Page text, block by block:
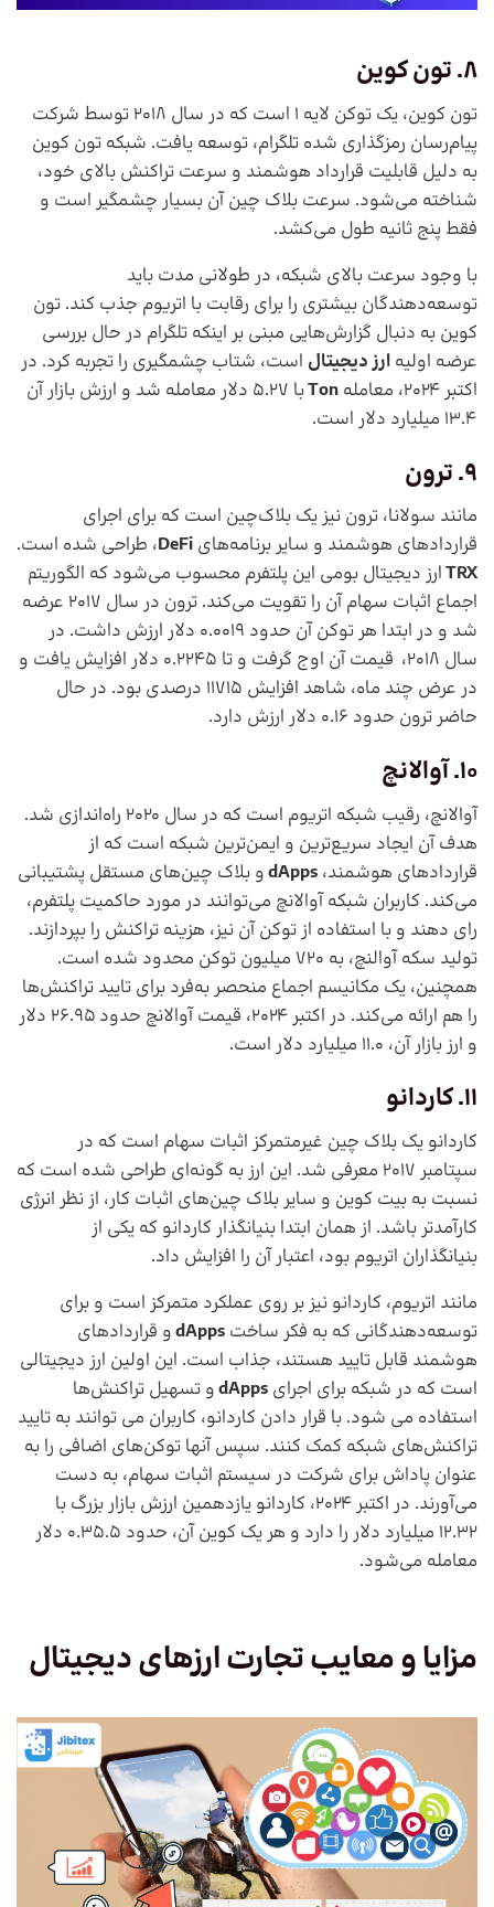
8. تون کوین
تون کوین، یک توکن لایه 1 است که در سال 2018 توسط شرکت
پیام‌رسان رمزگذاری شده تلگرام، توسعه یافت. شبکه تون کوین
به دلیل قابلیت قرارداد هوشمند و سرعت تراکنش بالای خود،
شناخته می‌شود. سرعت بلاک چین آن بسیار چشمگیر است و
فقط پنج ثانیه طول می‌کشد.
با وجود سرعت بالای شبکه، در طولانی مدت باید
توسعه‌دهندگان بیشتری را برای رقابت با اتریوم جذب کند. تون
کوین به دنبال گزارش‌هایی مبنی بر اینکه تلگرام در حال بررسی
عرضه اولیه ارز دیجیتال است، شتاب چشمگیری را تجربه کرد. در
اکتبر 2024، معامله
Ton
با 5.27 دلار معامله شد و ارزش بازار آن
13.4 میلیارد دلار است.
9. ترون
مانند سولانا، ترون نیز یک بلاک‌چین است که برای اجرای
قراردادهای هوشمند و سایر برنامه‌های DeFi، طراحی شده است.
TRXارز دیجیتال بومی این پلتفرم محسوب می‌شود که الگوریتم
اجماع اثبات سهام آن را تقویت می‌کند. ترون در سال 2017 عرضه
شد و در ابتدا هر توکن آن حدود 0.0019 دلار ارزش داشت. در
سال 2018، قیمت آن اوج گرفت و تا 0.2245 دلار افزایش یافت و
در عرض چند ماه، شاهد افزایش 11715 درصدی بود. در حال
حاضر ترون حدود 0.16 دلار ارزش دارد.
10. آوالانچ
آوالانچ، رقیب شبکه اتریوم است که در سال 2020 راه‌اندازی شد.
هدف آن ایجاد سریع‌ترین و ایمن‌ترین شبکه است که از
قراردادهای هوشمند، dAppsو بلاک چین‌های مستقل پشتیبانی
می‌کند. کاربران شبکه آوالانچ می‌توانند در مورد حاکمیت پلتفرم،
رای دهند و با استفاده از توکن آن نیز، هزینه تراکنش را بپردازند.
تولید سکه آوالنچ، به 720 میلیون توکن محدود شده است.
همچنین، یک مکانیسم اجماع منحصر به‌فرد برای تایید تراکنش‌ها
را هم ارائه می‌کند. در اکتبر 2024، قیمت آوالانچ حدود 26.95 دلار
و ارز بازار آن، 11.0 میلیارد دلار است.
11. کاردانو
کاردانو یک بلاک چین غیرمتمرکز اثبات سهام است که در
سپتامبر 2017 معرفی شد. این ارز به گونه‌ای طراحی شده است که
نسبت به بیت کوین و سایر بلاک چین‌های اثبات کار، از نظر انرژی
کارآمدتر باشد. از همان ابتدا بنیانگذار کاردانو که یکی از
بنیانگذاران اتریوم بود، اعتبار آن را افزایش داد.
مانند اتریوم، کاردانو نیز بر روی عملکرد متمرکز است و برای
توسعه‌دهندگانی که به فکر ساخت dAppsو قراردادهای
هوشمند قابل تایید هستند، جذاب است. این اولین ارز دیجیتالی
است که در شبکه برای اجرای dAppsو تسهیل تراکنش‌ها
استفاده می شود. با قرار دادن کاردانو، کاربران می توانند به تایید
تراکنش‌های شبکه کمک کنند. سپس آنها توکن‌های اضافی را به
عنوان پاداش برای شرکت در سیستم اثبات سهام، به دست
می‌آورند. در اکتبر 2024، کاردانو یازدهمین ارزش بازار بزرگ با
12.32 میلیارد دلار را دارد و هر یک کوین آن، حدود 0.35.5 دلار
معامله می‌شود.
مزایا و معایب تجارت ارزهای دیجیتال